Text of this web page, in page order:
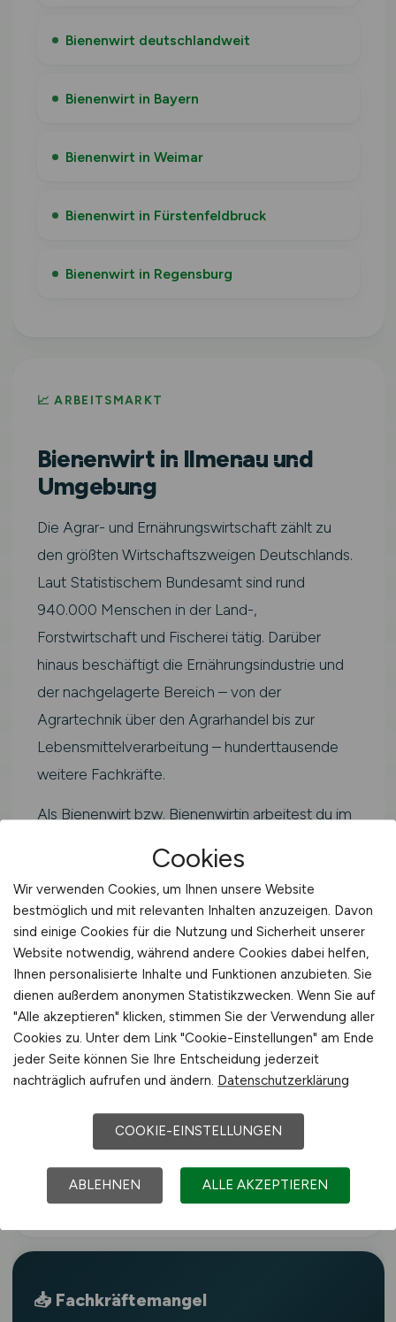
Bienenwirt deutschlandweit
Bienenwirt in Bayern
Bienenwirt in Weimar
Bienenwirt in Fürstenfeldbruck
Bienenwirt in Regensburg
📈 ARBEITSMARKT
Bienenwirt in Ilmenau und
Umgebung
Die Agrar- und Ernährungswirtschaft zählt zu
den größten Wirtschaftszweigen Deutschlands.
Laut Statistischem Bundesamt sind rund
940.000 Menschen in der Land-,
Forstwirtschaft und Fischerei tätig. Darüber
hinaus beschäftigt die Ernährungsindustrie und
der nachgelagerte Bereich – von der
Agrartechnik über den Agrarhandel bis zur
Lebensmittelverarbeitung – hunderttausende
weitere Fachkräfte.
Als Bienenwirt bzw. Bienenwirtin arbeitest du im
Einsatzfelder sind landwirtschaftliche Betriebe,
Agrarunternehmen, Genossenschaften,
Beratungsdienste, Verbände sowie Forschungs-
und Prüfinstitutionen in Ilmenau und der Region
in Bayern.
Der Fachkräftebedarf in der Landwirtschaft ist
laut Bundesagentur für Arbeit
überdurchschnittlich hoch und betrifft alle
Ilmenau. Der Einstieg gelingt über Ausbildung,
duales Studium, Trainee-Programme,
Quereinstieg oder Weiterbildung.
📥 Fachkräftemangel
Cookies
Wir verwenden Cookies, um Ihnen unsere Website
bestmöglich und mit relevanten Inhalten anzuzeigen. Davon
sind einige Cookies für die Nutzung und Sicherheit unserer
Website notwendig, während andere Cookies dabei helfen,
Ihnen personalisierte Inhalte und Funktionen anzubieten. Sie
dienen außerdem anonymen Statistikzwecken. Wenn Sie auf
"Alle akzeptieren" klicken, stimmen Sie der Verwendung aller
Cookies zu. Unter dem Link "Cookie-Einstellungen" am Ende
jeder Seite können Sie Ihre Entscheidung jederzeit
nachträglich aufrufen und ändern. Datenschutzerklärung
COOKIE-EINSTELLUNGEN
ABLEHNEN ALLE AKZEPTIEREN